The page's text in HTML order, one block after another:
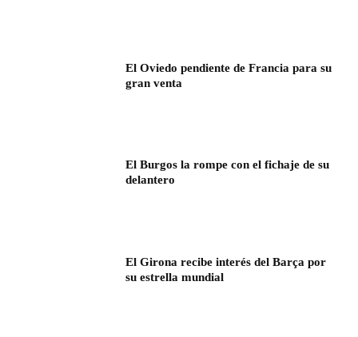
El Oviedo pendiente de Francia para su
gran venta
El Burgos la rompe con el fichaje de su
delantero
El Girona recibe interés del Barça por
su estrella mundial